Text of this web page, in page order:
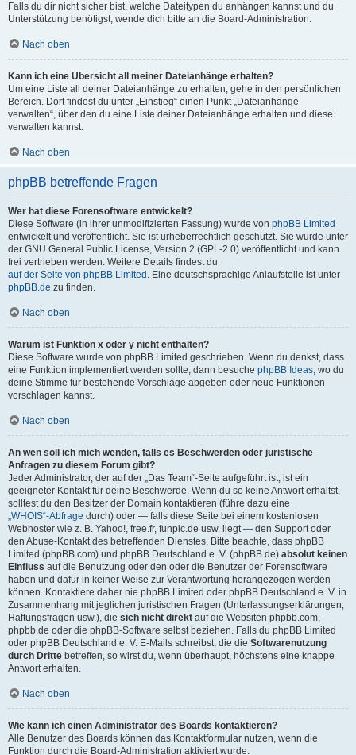
Falls du dir nicht sicher bist, welche Dateitypen du anhängen kannst und du
Unterstützung benötigst, wende dich bitte an die Board-Administration.
Nach oben
Kann ich eine Übersicht all meiner Dateianhänge erhalten?
Um eine Liste all deiner Dateianhänge zu erhalten, gehe in den persönlichen
Bereich. Dort findest du unter „Einstieg“ einen Punkt „Dateianhänge
verwalten“, über den du eine Liste deiner Dateianhänge erhalten und diese
verwalten kannst.
Nach oben
phpBB betreffende Fragen
Wer hat diese Forensoftware entwickelt?
Diese Software (in ihrer unmodifizierten Fassung) wurde von phpBB Limited
entwickelt und veröffentlicht. Sie ist urheberrechtlich geschützt. Sie wurde unter
der GNU General Public License, Version 2 (GPL-2.0) veröffentlicht und kann
frei vertrieben werden. Weitere Details findest du
auf der Seite von phpBB Limited . Eine deutschsprachige Anlaufstelle ist unter
phpBB.de zu finden.
Nach oben
Warum ist Funktion x oder y nicht enthalten?
Diese Software wurde von phpBB Limited geschrieben. Wenn du denkst, dass
eine Funktion implementiert werden sollte, dann besuche phpBB Ideas, wo du
deine Stimme für bestehende Vorschläge abgeben oder neue Funktionen
vorschlagen kannst.
Nach oben
An wen soll ich mich wenden, falls es Beschwerden oder juristische
Anfragen zu diesem Forum gibt?
Jeder Administrator, der auf der „Das Team“-Seite aufgeführt ist, ist ein
geeigneter Kontakt für deine Beschwerde. Wenn du so keine Antwort erhältst,
solltest du den Besitzer der Domain kontaktieren (führe dazu eine
„WHOIS“-Abfrage durch) oder — falls diese Seite bei einem kostenlosen
Webhoster wie z. B. Yahoo!, free.fr, funpic.de usw. liegt — den Support oder
den Abuse-Kontakt des betreffenden Dienstes. Bitte beachte, dass phpBB
Limited (phpBB.com) und phpBB Deutschland e. V. (phpBB.de) absolut keinen
Einfluss auf die Benutzung oder den oder die Benutzer der Forensoftware
haben und dafür in keiner Weise zur Verantwortung herangezogen werden
können. Kontaktiere daher nie phpBB Limited oder phpBB Deutschland e. V. in
Zusammenhang mit jeglichen juristischen Fragen (Unterlassungserklärungen,
Haftungsfragen usw.), die sich nicht direkt auf die Websiten phpbb.com,
phpbb.de oder die phpBB-Software selbst beziehen. Falls du phpBB Limited
oder phpBB Deutschland e. V. E-Mails schreibst, die die Softwarenutzung
durch Dritte betreffen, so wirst du, wenn überhaupt, höchstens eine knappe
Antwort erhalten.
Nach oben
Wie kann ich einen Administrator des Boards kontaktieren?
Alle Benutzer des Boards können das Kontaktformular nutzen, wenn die
Funktion durch die Board-Administration aktiviert wurde.